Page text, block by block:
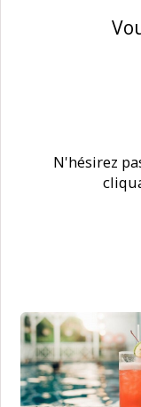
N'hésirez